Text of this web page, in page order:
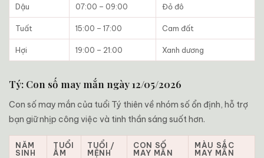
Dậu 07:00 – 09:00 Đỏ đô
Tuất 15:00 – 17:00 Cam đất
Hợi 19:00 – 21:00 Xanh dương
Tý: Con số may mắn ngày 12/05/2026
Con số may mắn của tuổi Tý thiên về nhóm số ổn định, hỗ trợ
bạn giữ nhịp công việc và tinh thần sáng suốt hơn.
NĂM
SINH
TUỔI
ÂM
TUỔI /
MỆNH
CON SỐ
MAY MẮN
MÀU SẮC
MAY MẮN